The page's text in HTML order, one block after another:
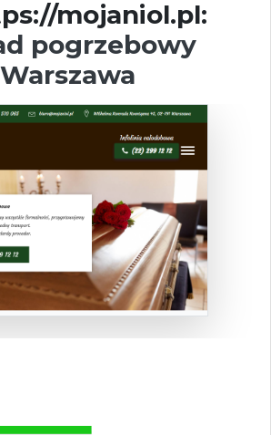
mojaniol.pl:
pogrzebowy
Warszawa